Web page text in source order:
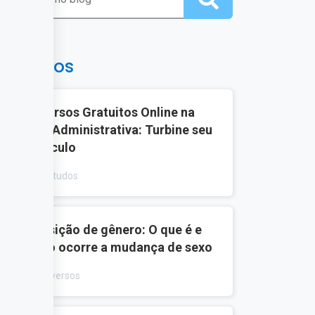
lidos
10 Cursos Gratuitos Online na
Área Administrativa: Turbine seu
Currículo
Estudos
Transição de gênero: O que é e
como ocorre a mudança de sexo
Diversos